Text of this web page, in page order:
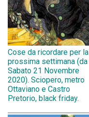
Cose da ricordare per la
prossima settimana (da
Sabato 21 Novembre
2020). Sciopero, metro
Ottaviano e Castro
Pretorio, black friday.